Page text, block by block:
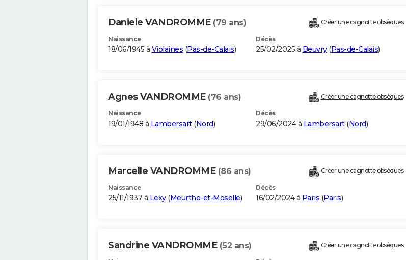
Daniele VANDROMME (79 ans) Créer une cagnotte obsèques
Naissance
18/06/1945 à Violaines (Pas-de-Calais)
Décès
25/02/2025 à Beuvry(Pas-de-Calais)
Agnes VANDROMME (76 ans) Créer une cagnotte obsèques
Naissance
19/01/1948 à Lambersart(Nord)
Décès
29/06/2024 à Lambersart(Nord)
Marcelle VANDROMME (86 ans) Créer une cagnotte obsèques
Naissance
25/11/1937 à Lexy(Meurthe-et-Moselle)
Décès
16/02/2024 à Paris (Paris)
Sandrine VANDROMME (52 ans) Créer une cagnotte obsèques